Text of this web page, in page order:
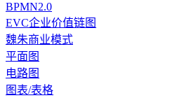
BPMN2.0
EVC企业价值链图
魏朱商业模式
平面图
电路图
图表/表格